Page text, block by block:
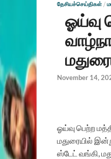
தேசியச்செய்திகள் /
ஓய்வு
November 14,
ஓய்வு பெற்ற
மதுரையில்
ஸ்டேட் வங்கி,